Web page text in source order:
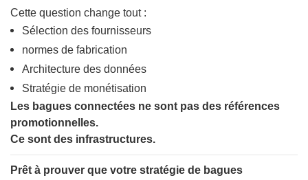
Cette question change tout :
Sélection des fournisseurs
normes de fabrication
Architecture des données
Stratégie de monétisation
Les bagues connectées ne sont pas des références
promotionnelles.
Ce sont des infrastructures.
Prêt à prouver que votre stratégie de bagues